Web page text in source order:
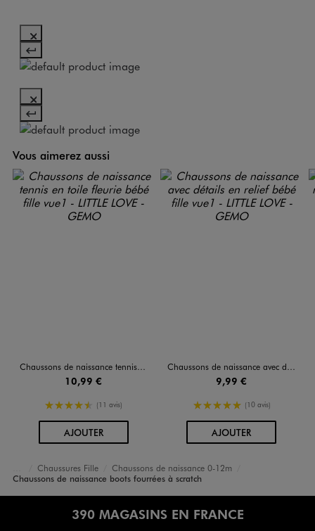
Vous aimerez aussi
Chaussons de naissance tennis en toile fleurie bébé fille
10,99 €
4.5/5 de moyenne
(11 avis)
AJOUTERAU PANIER
Chaussons de naissance avec détails en relief bébé fille
9,99 €
5/5 de moyenne
(10 avis)
AJOUTERAU PANIER
Accueil
Bébé
Chaussures Fille
Chaussons de naissance 0-12m
Chaussons de naissance boots fourrées à scratch
390 MAGASINS EN FRANCE